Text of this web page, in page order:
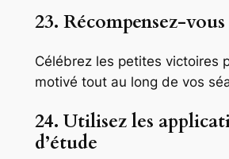
23. Récompensez-vous
Célébrez les petites victoires
motivé tout au long de vos
24. Utilisez les
d’étude